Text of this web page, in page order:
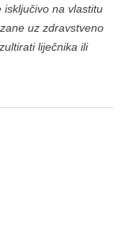
na vlastitu
uz zdravstveno
liječnika ili